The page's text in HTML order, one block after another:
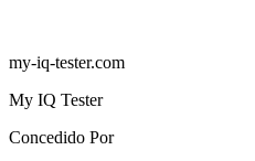
my-iq-tester.com
My IQ Tester
Concedido Por